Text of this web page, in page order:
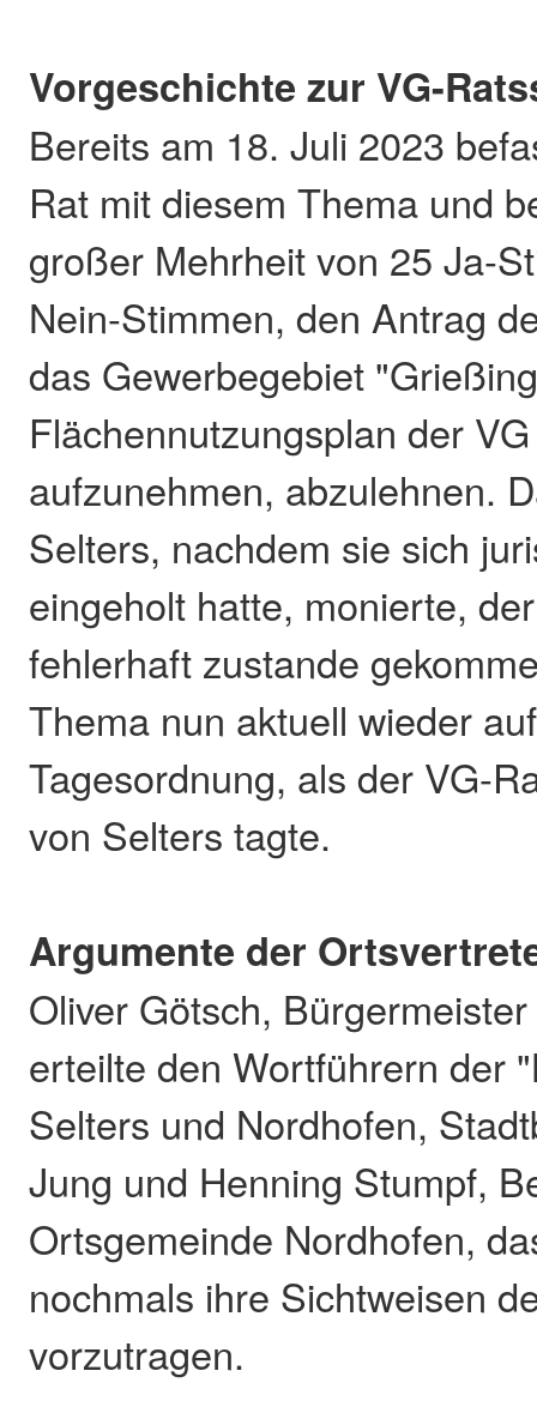
Vorgeschichte zur VG-
Bereits am 18. Juli 2023
Rat mit diesem Thema und
großer Mehrheit von 25 Ja-
Nein-Stimmen, den Antrag
das Gewerbegebiet
Flächennutzungsplan der
aufzunehmen, abzulehnen.
Selters, nachdem sie sich
eingeholt hatte, monierte,
fehlerhaft zustande
Thema nun aktuell wieder
Tagesordnung, als der VG-
von Selters tagte.
Argumente der
Oliver Götsch,
erteilte den Wortführern der
Selters und Nordhofen,
Jung und Henning Stumpf,
Ortsgemeinde Nordhofen,
nochmals ihre Sichtweisen
vorzutragen.